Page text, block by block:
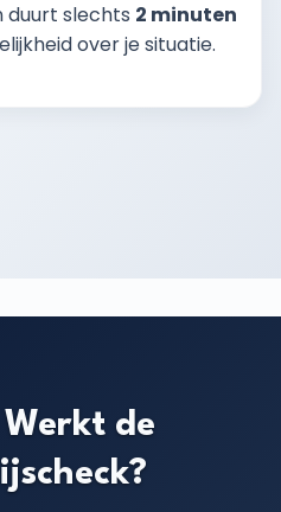
duurt slechts 2 minuten
over je situatie.
Werkt de